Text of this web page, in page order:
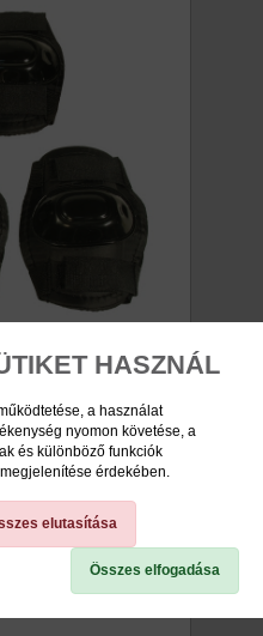
HASZNÁL
a használat
nyomon követése, a
és különböző funkciók
érdekében.
elutasítása
Összes elfogadása
FEKETE M
62203011